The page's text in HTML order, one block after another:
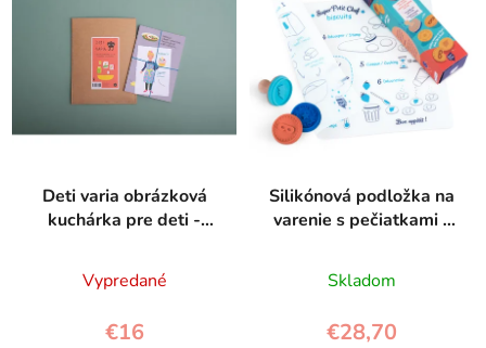
o
Deti varia obrázková
kuchárka pre deti -
Vypredané
€16
Silikónová podložka na
varenie s pečiatkami -
Skladom
€28,70